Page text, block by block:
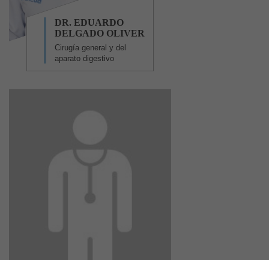
DR. EDUARDO
DELGADO OLIVER
Cirugía general y del
aparato digestivo